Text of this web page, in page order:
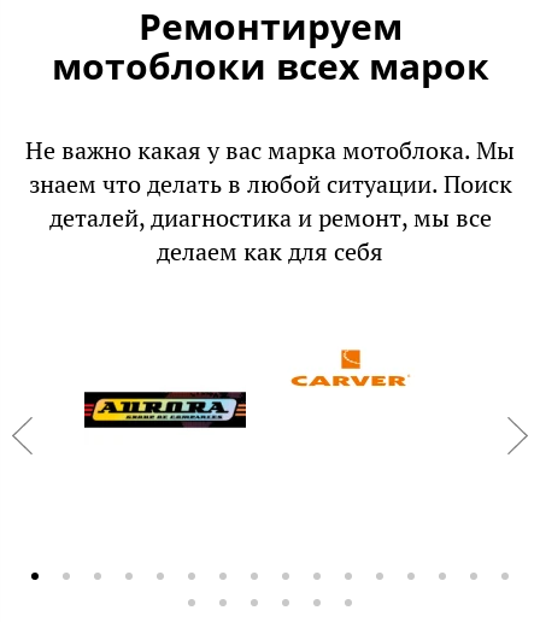
Ремонтируем
мотоблоки всех марок
Не важно какая у вас марка мотоблока. Мы
знаем что делать в любой ситуации. Поиск
деталей, диагностика и ремонт, мы все
делаем как для себя